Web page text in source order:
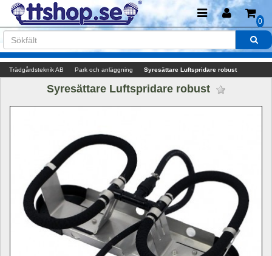
0
Trädgårdsteknik AB Park och anläggning Syresättare Luftspridare robust
Syresättare Luftspridare robust